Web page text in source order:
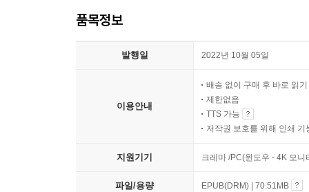
품목정보
발행일 2022년 10월 05일
이용안내
배송 없이 구매 후 바로 읽기
제한없음
TTS 가능
저작권 보호를 위해 인쇄 기
지원기기 크레마 /PC(윈도우 - 4K 모
파일/용량 EPUB(DRM) | 70.51MB